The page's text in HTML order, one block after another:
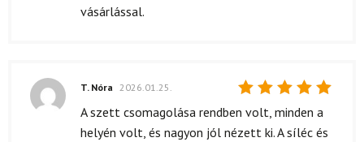
vásárlással.
Értékelés:
/ 5
T. Nóra 2026.01.25.
A szett csomagolása rendben volt, minden a
helyén volt, és nagyon jól nézett ki. A síléc és